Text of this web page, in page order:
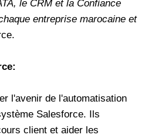
le CRM et la Confiance
entreprise marocaine et
l'avenir de l'automatisation
Salesforce. Ils
client et aider les